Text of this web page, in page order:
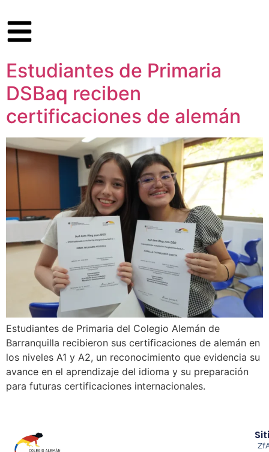
Estudiantes de Primaria
DSBaq reciben
certificaciones de alemán​
Estudiantes de Primaria del Colegio Alemán de
Barranquilla recibieron sus certificaciones de alemán en
los niveles A1 y A2, un reconocimiento que evidencia su
avance en el aprendizaje del idioma y su preparación
para futuras certificaciones internacionales.